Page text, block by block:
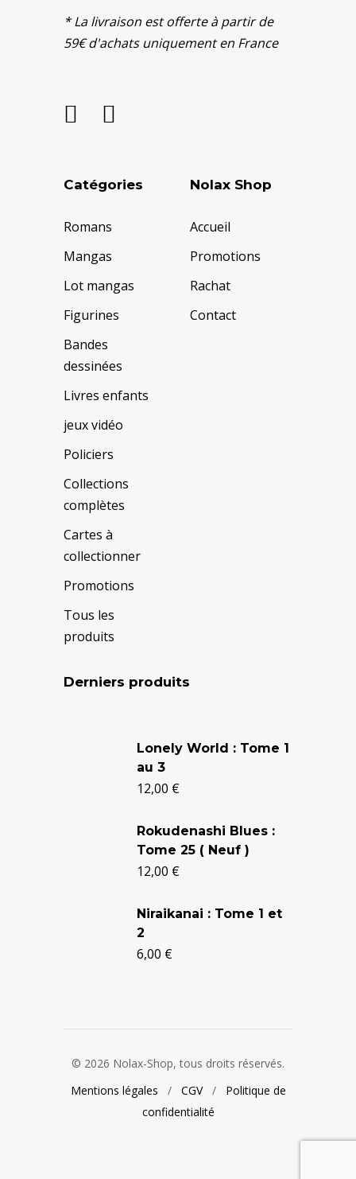
* La livraison est offerte à partir de
59€ d'achats uniquement en France
Catégories
Romans
Mangas
Lot mangas
Figurines
Bandes
dessinées
Livres enfants
jeux vidéo
Policiers
Collections
complètes
Cartes à
collectionner
Promotions
Tous les
produits
Nolax Shop
Accueil
Promotions
Rachat
Contact
Derniers produits
Lonely World : Tome 1
au 3
12,00 €
Rokudenashi Blues :
Tome 25 ( Neuf )
12,00 €
Niraikanai : Tome 1 et
2
6,00 €
© 2026 Nolax-Shop, tous droits réservés.
Mentions légales / CGV/ Politique de
confidentialité